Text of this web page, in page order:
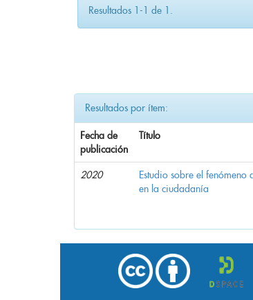
Resultados 1-1 de 1.
Resultados por ítem:
Fecha de
publicación
Título
2020
Estudio sobre el fenómeno
en la ciudadanía